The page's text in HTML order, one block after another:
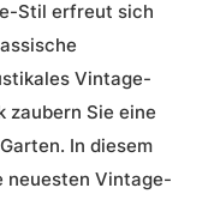
Stil erfreut sich
Vintage-
zaubern Sie eine
Garten. In diesem
neuesten Vintage-